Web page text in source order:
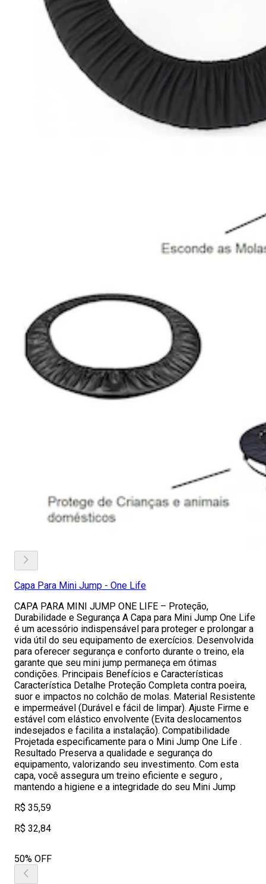
Capa Para Mini Jump - One Life
CAPA PARA MINI JUMP ONE LIFE – Proteção,
Durabilidade e Segurança A Capa para Mini Jump One Life
é um acessório indispensável para proteger e prolongar a
vida útil do seu equipamento de exercícios. Desenvolvida
para oferecer segurança e conforto durante o treino, ela
garante que seu mini jump permaneça em ótimas
condições. Principais Benefícios e Características
Característica Detalhe Proteção Completa contra poeira,
suor e impactos no colchão de molas. Material Resistente
e impermeável (Durável e fácil de limpar). Ajuste Firme e
estável com elástico envolvente (Evita deslocamentos
indesejados e facilita a instalação). Compatibilidade
Projetada especificamente para o Mini Jump One Life .
Resultado Preserva a qualidade e segurança do
equipamento, valorizando seu investimento. Com esta
capa, você assegura um treino eficiente e seguro ,
mantendo a higiene e a integridade do seu Mini Jump
R$ 35,59
R$ 32,84
50% OFF